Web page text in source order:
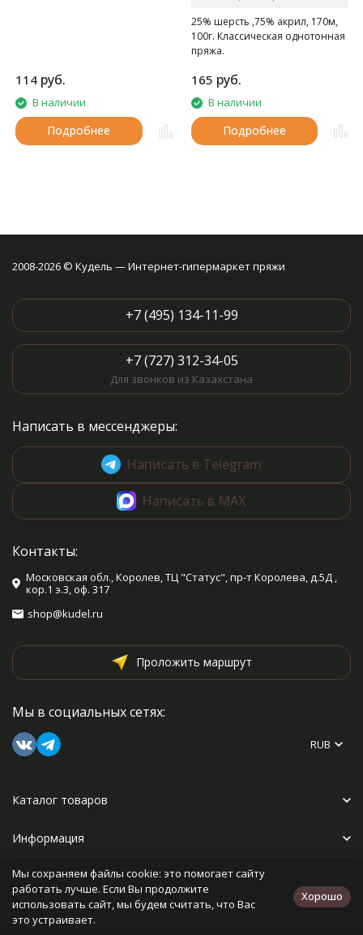
114 руб.
В наличии
Подробнее
25% шерсть ,75% акрил, 170м,
100г. Классическая однотонная
пряжа.
165 руб.
В наличии
Подробнее
2008-2026 © Кудель — Интернет-гипермаркет пряжи
+7 (495) 134-11-99
+7 (727) 312-34-05
Для звонков из Казахстана
Написать в мессенджеры:
Написать в Telegram
Написать в MAX
Контакты:
Московская обл., Королев, ТЦ "Статус", пр-т Королева, д.5Д ,
кор.1 э.3, оф. 317
shop@kudel.ru
Проложить маршрут
Мы в социальных сетях:
RUB
Каталог товаров
Информация
Прочее
Политика персональных данных
Мы сохраняем файлы cookie: это помогает сайту
работать лучше. Если Вы продолжите
использовать сайт, мы будем считать, что Вас
это устраивает.
Хорошо